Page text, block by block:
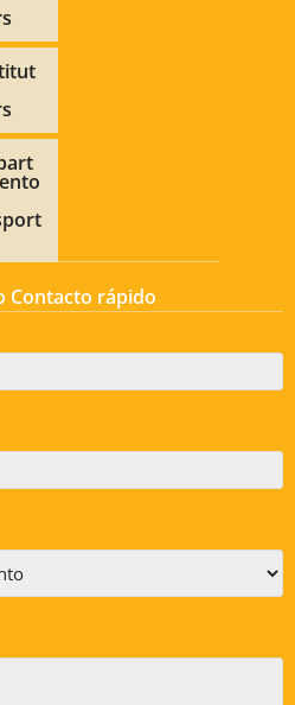
Contacto rápido